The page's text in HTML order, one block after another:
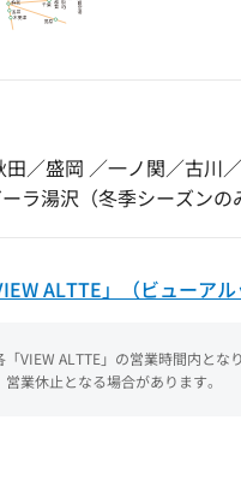
／盛岡 ／一ノ関／古川
ラ湯沢（冬季シーズン
ALTTE」（ビューア
VIEW ALTTE」の営業時間内とな
業休止となる場合があります。